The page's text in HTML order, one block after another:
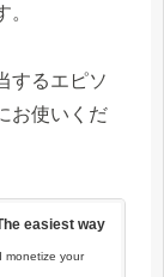
。
するエピソ
お使いくだ
easiest way
monetize your